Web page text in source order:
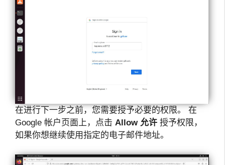
在进行下一步之前，您需要授予必要的权限。 在
Google 帐户页面上，点击 Allow 允许 授予权限，
如果你想继续使用指定的电子邮件地址。